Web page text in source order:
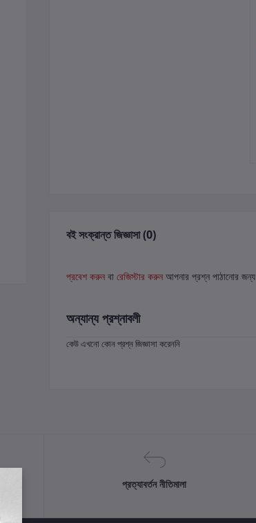
বই সংক্রান্ত জিজ্ঞাসা (0)
প্রবেশ করুন বা রেজিস্টার করুন আপনার প্রশ্ন পাঠানোর জন্য
অন্যান্য প্রশ্নাবলী
কেউ এখনো কোন প্রশ্ন জিজ্ঞাসা করেননি
প্রত্যাবর্তন নীতিমালা